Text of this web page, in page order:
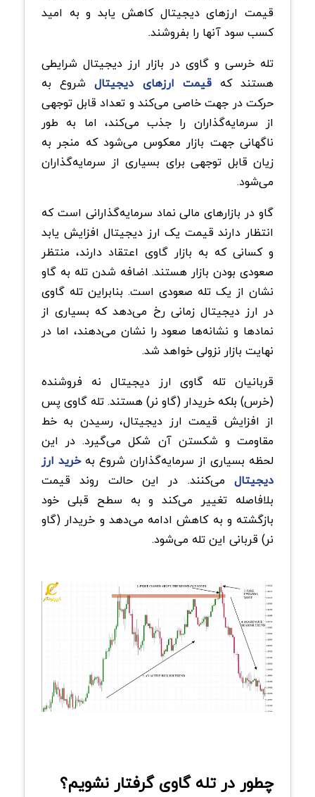
قیمت ارزهای دیجیتال کاهش یابد و به امید
کسب سود آنها را بفروشند.
تله خرسی و گاوی در بازار ارز دیجیتال شرایطی
هستند کهقیمت ارزهای دیجیتالشروع به
حرکت در جهت خاصی می‌کند و تعداد قابل توجهی
از سرمایه‌گذاران را جذب می‌کند، اما به طور
ناگهانی جهت بازار معکوس می‌شود که منجر به
زیان قابل توجهی برای بسیاری از سرمایه‌گذاران
می‌شود.
گاو در بازار‌های مالی نماد سرمایه‌گذارانی است که
انتظار دارند قیمت یک ارز دیجیتال افزایش یابد
و کسانی که به بازار گاوی اعتقاد دارند، منتظر
صعودی بودن بازار هستند. اضافه شدن تله به گاو
نشان از یک تله صعودی است. بنابراین تله گاوی
در ارز دیجیتال زمانی رخ می‌دهد که بسیاری از
نمادها و نشانه‌ها صعود را نشان می‌دهند، اما در
نهایت بازار نزولی خواهد شد.
قربانیان تله گاوی ارز دیجیتال نه فروشنده
(خرس) بلکه خریدار (گاو نر) هستند. تله گاوی پس
از افزایش قیمت ارز دیجیتال، رسیدن به خط
مقاومت و شکستن آن شکل می‌گیرد. در این
لحظه بسیاری از سرمایه‌گذاران شروع بهخرید ارز
دیجیتال می‌کنند. در این حالت روند قیمت
بلافاصله تغییر می‌کند و به سطح قبلی خود
بازگشته و به کاهش ادامه می‌دهد و خریدار (گاو
نر) قربانی این تله می‌شود.
چطور در تله گاوی گرفتار نشویم؟